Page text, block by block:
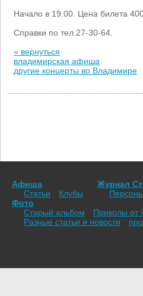
Начало в 19.00. Цена билета
Справки по тел.27-30-64.
« вернуться
владимирская афиша
другие концерты во Владимире
Афиша
Статьи
Клубы
Журнал
Персоны
Фото
Старый альбом
Приколы от
Разные статьи и новости